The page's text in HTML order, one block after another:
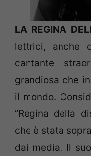
LA REGINA
lettrici, anche
cantante
grandiosa che
il mondo.
“Regina della
che è stata
dai media. Il